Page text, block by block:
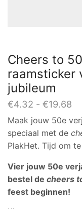
Cheers to
raamsticker
jubileum
€4.32 - €19.68
Maak jouw 50e
speciaal met de
PlakHet. Tijd om
Vier jouw 50e
bestel de cheers
feest beginnen!